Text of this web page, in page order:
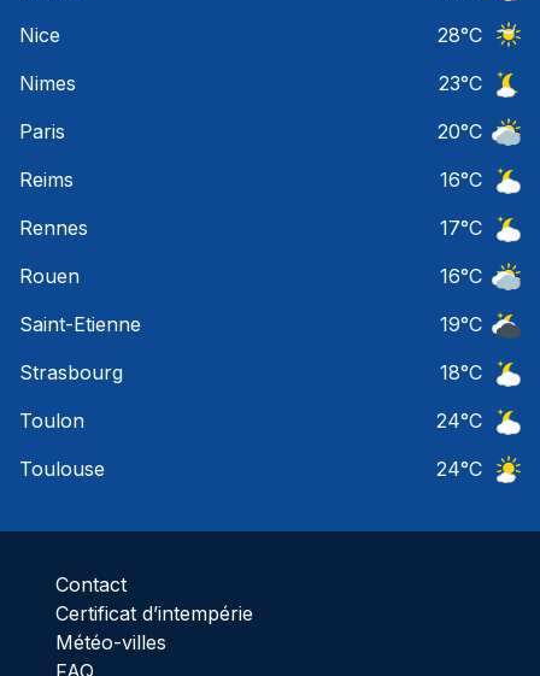
Nice
28°C
Nimes
23°C
Paris
20°C
Reims
16°C
Rennes
17°C
Rouen
16°C
Saint-Etienne
19°C
Strasbourg
18°C
Toulon
24°C
Toulouse
24°C
Contact
Certificat d’intempérie
Météo-villes
FAQ